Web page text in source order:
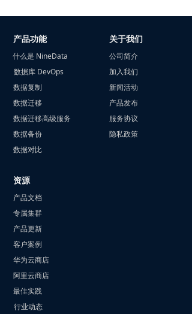
产品功能
什么是 NineData
数据迁移
数据对比
数据备份
数据库 DevOps
数据复制
数据迁移高级服务
公司简介
加入我们
新闻活动
服务协议
隐私政策
产品发布
关于我们
产品文档
客户案例
华为云商店
阿里云商店
资源
产品更新
最佳实践
行业动态
专属集群